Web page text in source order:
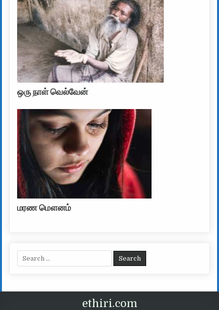
ஒரு நாள் வெல்வேன்
மரண மௌனம்
Search for:
ethiri.com